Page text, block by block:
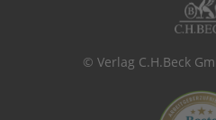
© Verlag C.H.Beck